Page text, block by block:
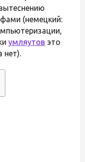
(немецкий:
умляутов это
нет).